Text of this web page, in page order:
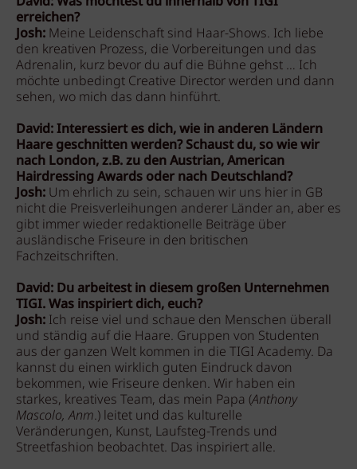
erreichen?
Josh: Meine Leidenschaft sind Haar-Shows. Ich liebe
den kreativen Prozess, die Vorbereitungen und das
Adrenalin, kurz bevor du auf die Bühne gehst … Ich
möchte unbedingt Creative Director werden und dann
sehen, wo mich das dann hinführt.
David: Interessiert es dich, wie in anderen Ländern
Haare geschnitten werden? Schaust du, so wie wir
nach London, z.B. zu den Austrian, American
Hairdressing Awards oder nach Deutschland?
Josh: Um ehrlich zu sein, schauen wir uns hier in GB
nicht die Preisverleihungen anderer Länder an, aber es
gibt immer wieder redaktionelle Beiträge über
ausländische Friseure in den britischen
Fachzeitschriften.
David: Du arbeitest in diesem großen Unternehmen
TIGI. Was inspiriert dich, euch?
Josh: Ich reise viel und schaue den Menschen überall
und ständig auf die Haare. Gruppen von Studenten
aus der ganzen Welt kommen in die TIGI Academy. Da
kannst du einen wirklich guten Eindruck davon
bekommen, wie Friseure denken. Wir haben ein
starkes, kreatives Team, das mein Papa (Anthony
Mascolo, Anm.) leitet und das kulturelle
Veränderungen, Kunst, Laufsteg-Trends und
Streetfashion beobachtet. Das inspiriert alle.